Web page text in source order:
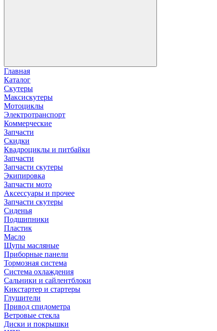
Главная
Каталог
Скутеры
Максискутеры
Мотоциклы
Электротранспорт
Коммерческие
Запчасти
Скидки
Квадроциклы и питбайки
Запчасти
Запчасти скутеры
Экипировка
Запчасти мото
Аксессуары и прочее
Запчасти скутеры
Сиденья
Подшипники
Пластик
Масло
Щупы масляные
Приборные панели
Тормозная система
Система охлаждения
Сальники и сайлентблоки
Кикстартер и стартеры
Глушители
Привод спидометра
Ветровые стекла
Диски и покрышки